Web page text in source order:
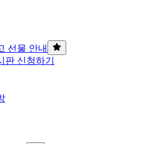
선물 안내
판 신청하기